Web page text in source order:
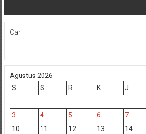
Cari
Agustus 2026
S
S R K J
3
4 5 6 7
10
11 12 13 14